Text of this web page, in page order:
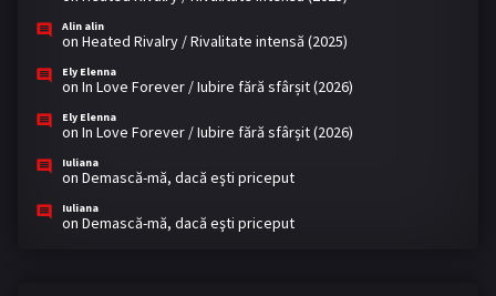
Alin alin
on Heated Rivalry / Rivalitate intensă (2025)
Ely Elenna
on In Love Forever / Iubire fără sfârșit (2026)
Ely Elenna
on In Love Forever / Iubire fără sfârșit (2026)
Iuliana
on Demască-mă, dacă eşti priceput
Iuliana
on Demască-mă, dacă eşti priceput